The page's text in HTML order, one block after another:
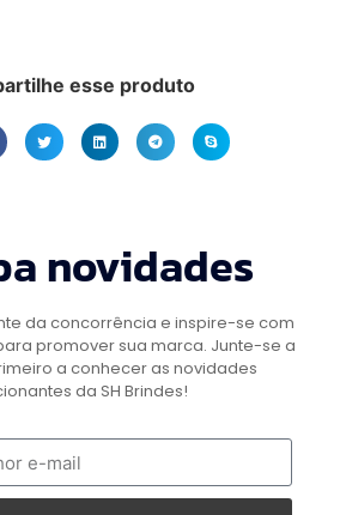
esse produto
novidades
da concorrência e inspire-se com
promover sua marca. Junte-se a
a conhecer as novidades
da SH Brindes!